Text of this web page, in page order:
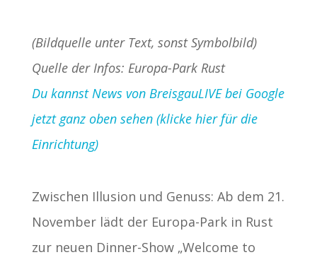
(Bildquelle unter Text, sonst Symbolbild)
Quelle der Infos: Europa-Park Rust
Du kannst News von BreisgauLIVE bei Google
jetzt ganz oben sehen (klicke hier für die
Einrichtung)
Zwischen Illusion und Genuss: Ab dem 21.
November lädt der Europa-Park in Rust
zur neuen Dinner-Show „Welcome to